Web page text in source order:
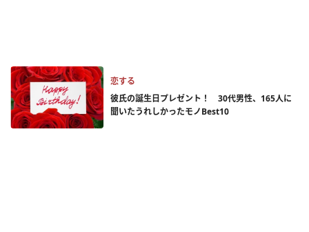
恋する
彼氏の誕生日プレゼント！ 30代男性、165人に
聞いたうれしかったモノBest10